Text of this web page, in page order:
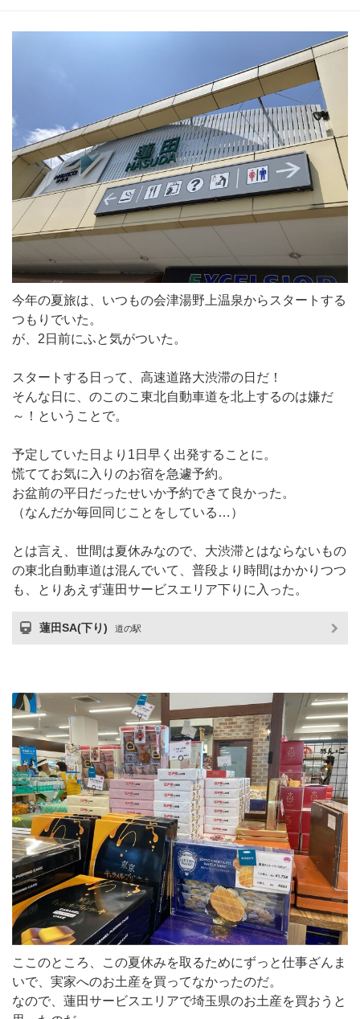
今年の夏旅は、いつもの会津湯野上温泉からスタートする
つもりでいた。
が、2日前にふと気がついた。
スタートする日って、高速道路大渋滞の日だ！
そんな日に、のこのこ東北自動車道を北上するのは嫌だ
～！ということで。
予定していた日より1日早く出発することに。
慌ててお気に入りのお宿を急遽予約。
お盆前の平日だったせいか予約できて良かった。
（なんだか毎回同じことをしている…）
とは言え、世間は夏休みなので、大渋滞とはならないもの
の東北自動車道は混んでいて、普段より時間はかかりつつ
も、とりあえず蓮田サービスエリア下りに入った。
蓮田SA(下り) 道の駅
ここのところ、この夏休みを取るためにずっと仕事ざんま
いで、実家へのお土産を買ってなかったのだ。
なので、蓮田サービスエリアで埼玉県のお土産を買おうと